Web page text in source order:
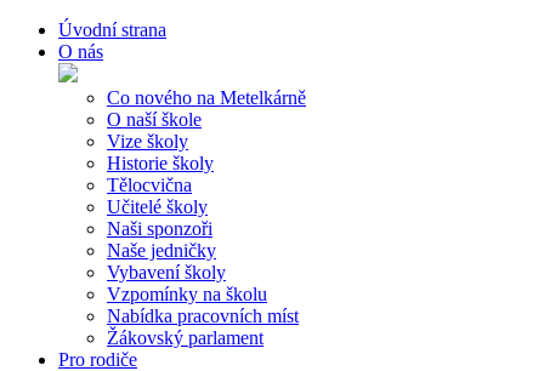
Úvodní strana
O nás
Co nového na Metelkárně
O naší škole
Vize školy
Historie školy
Tělocvična
Učitelé školy
Naši sponzoři
Naše jedničky
Vybavení školy
Vzpomínky na školu
Nabídka pracovních míst
Žákovský parlament
Pro rodiče